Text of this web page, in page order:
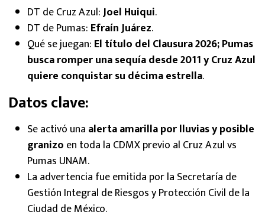
DT de Cruz Azul:Joel Huiqui.
DT de Pumas: Efraín Juárez.
Qué se juegan: El título del Clausura 2026; Pumas
busca romper una sequía desde 2011 y Cruz Azul
quiere conquistar su décima estrella.
Datos clave:
Se activó una alerta amarilla por lluvias y posible
granizo en toda la CDMX previo al Cruz Azul vs
Pumas UNAM.
La advertencia fue emitida por la Secretaría de
Gestión Integral de Riesgos y Protección Civil de la
Ciudad de México.